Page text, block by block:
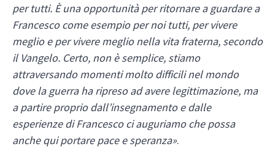
per tutti. È una opportunità per ritornare a guardare a
Francesco come esempio per noi tutti, per vivere
meglio e per vivere meglio nella vita fraterna, secondo
il Vangelo. Certo, non è semplice, stiamo
attraversando momenti molto difficili nel mondo
dove la guerra ha ripreso ad avere legittimazione, ma
a partire proprio dall’insegnamento e dalle
esperienze di Francesco ci auguriamo che possa
anche qui portare pace e speranza».